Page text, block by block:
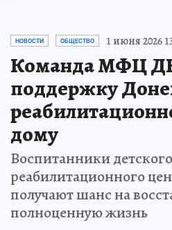
НОВОСТИ ОБЩЕСТВО 1 июня 2026
Команда МФЦ
поддержку
дому
Воспитанники детского
реабилитационного
получают шанс на
полноценную жизнь